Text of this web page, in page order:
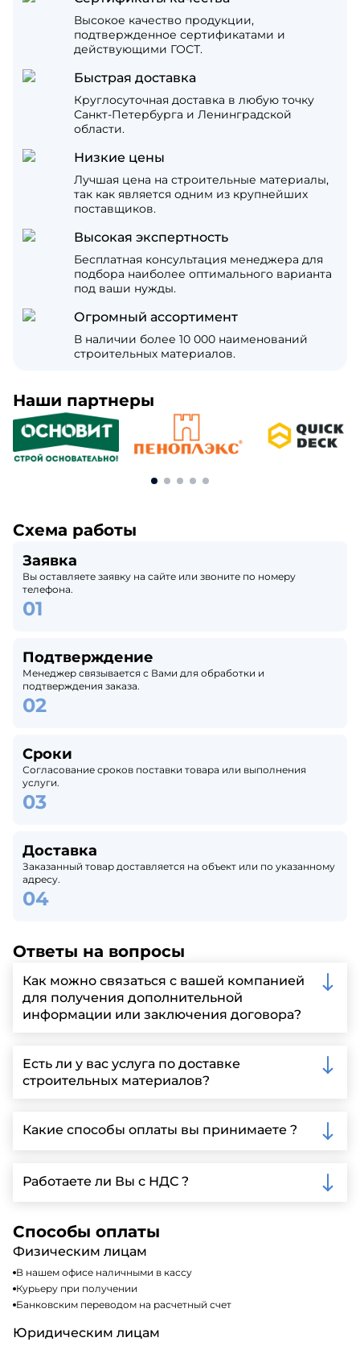
Высокое качество продукции,
подтвержденное сертификатами и
действующими ГОСТ.
Быстрая доставка
Круглосуточная доставка в любую точку
Санкт-Петербурга и Ленинградской
области.
Низкие цены
Лучшая цена на строительные материалы,
так как является одним из крупнейших
поставщиков.
Высокая экспертность
Бесплатная консультация менеджера для
подбора наиболее оптимального варианта
под ваши нужды.
Огромный ассортимент
В наличии более 10 000 наименований
строительных материалов.
Наши партнеры
Схема работы
Заявка
Вы оставляете заявку на сайте или звоните по номеру
телефона.
Подтверждение
Менеджер связывается с Вами для обработки и
подтверждения заказа.
Сроки
Согласование сроков поставки товара или выполнения
услуги.
Доставка
Заказанный товар доставляется на объект или по указанному
адресу.
Ответы на вопросы
Как можно связаться с вашей компанией
для получения дополнительной
информации или заключения договора?
запрос через нашу официальную почту или
заполнить форму на нашем сайте для более
детальной информации и организации встречи.
Есть ли у вас услуга по доставке
строительных материалов?
Ленинградской области, у нас собственный
автопарк, для обеспечения быстрой и надежной
Какие способы оплаты вы принимаете ?
включая наличные, банковские переводы,
кредитные карты. Подробную информацию о
Работаете ли Вы с НДС ?
налогообложения, т.е с НДС 20%
Способы оплаты
Физическим лицам
В нашем офисе наличными в кассу
Курьеру при получении
Банковским переводом на расчетный счет
Юридическим лицам